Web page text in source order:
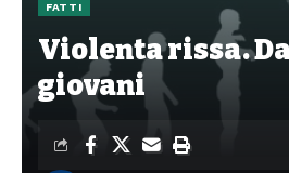
FATTI
Violenta rissa.
giovani